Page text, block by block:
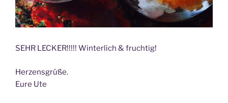
SEHR LECKER!!!!! Winterlich & fruchtig!
Herzensgrüße.
Eure Ute